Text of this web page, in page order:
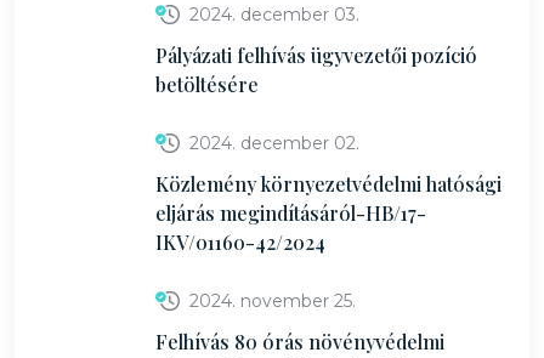
2024. december 03.
Pályázati felhívás ügyvezetői pozíció
betöltésére
2024. december 02.
Közlemény környezetvédelmi hatósági
eljárás megindításáról-HB/17-
IKV/01160-42/2024
2024. november 25.
Felhívás 80 órás növényvédelmi